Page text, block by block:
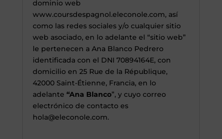
dominio web
www.coursdespagnol.eleconole.com, así
como las redes sociales y/o cualquier sitio
web asociado, en lo adelante el “sitio web”
le pertenecen a Ana Blanco Pedrero
identificada con el DNI 70894164E, con
domicilio en 25 Rue de la République,
42000 Saint-Étienne, Francia, en lo
adelante “Ana Blanco”, y cuyo correo
electrónico de contacto es
hola@eleconole.com.